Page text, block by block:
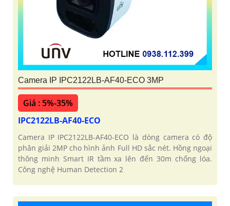
Camera IP IPC2122LB-AF40-ECO 3MP
Giá : 5%-35%
IPC2122LB-AF40-ECO
Camera IP IPC2122LB-AF40-ECO là dòng camera có độ
phân giải 2MP cho hình ảnh Full HD sắc nét. Hồng ngoại
thông minh Smart IR tầm xa lên đến 30m chống lóa.
Công nghệ Human Detection 2